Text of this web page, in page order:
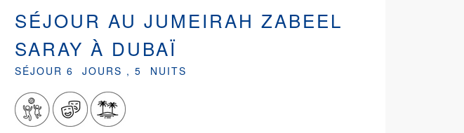
SÉJOUR AU JUMEIRAH ZABEEL
SARAY À DUBAÏ
SÉJOUR 6 JOURS , 5 NUITS